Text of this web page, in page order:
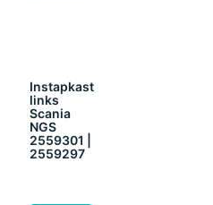
Instapkast
links
Scania
NGS
2559301 |
2559297